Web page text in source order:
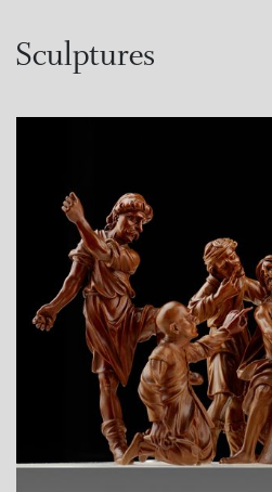
Sculptures